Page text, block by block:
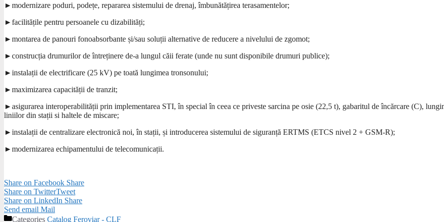
►modernizare poduri, podețe, repararea sistemului de drenaj, îmbunătățirea terasamentelor;
►facilitățile pentru persoanele cu dizabilități;
►montarea de panouri fonoabsorbante și/sau soluții alternative de reducere a nivelului de zgomot;
►construcția drumurilor de întreținere de-a lungul căii ferate (unde nu sunt disponibile drumuri publice);
►instalații de electrificare (25 kV) pe toată lungimea tronsonului;
►maximizarea capacității de tranzit;
►asigurarea interoperabilității prin implementarea STI, în special în ceea ce priveste sarcina pe osie (22,5 t), gabaritul de încărcare (C),
liniilor din stații si haltele de miscare;
►instalații de centralizare electronică noi, în stații, și introducerea sistemului de siguranță ERTMS (ETCS nivel 2 + GSM-R);
►modernizarea echipamentului de telecomunicații.
Share on Facebook Share
Share on TwitterTweet
Share on LinkedIn Share
Send email Mail
Categories Catalog Feroviar - CLF